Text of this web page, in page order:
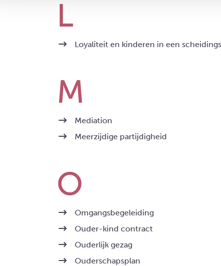
Loyaliteit en kinderen in een
Mediation
Meerzijdige partijdigheid
Omgangsbegeleiding
Ouder-kind contract
Ouderlijk gezag
Ouderschapsplan